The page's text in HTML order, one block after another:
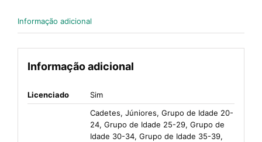
Informação adicional
Informação adicional
Licenciado Sim
Cadetes, Júniores, Grupo de Idade 20-
24, Grupo de Idade 25-29, Grupo de
Idade 30-34, Grupo de Idade 35-39,